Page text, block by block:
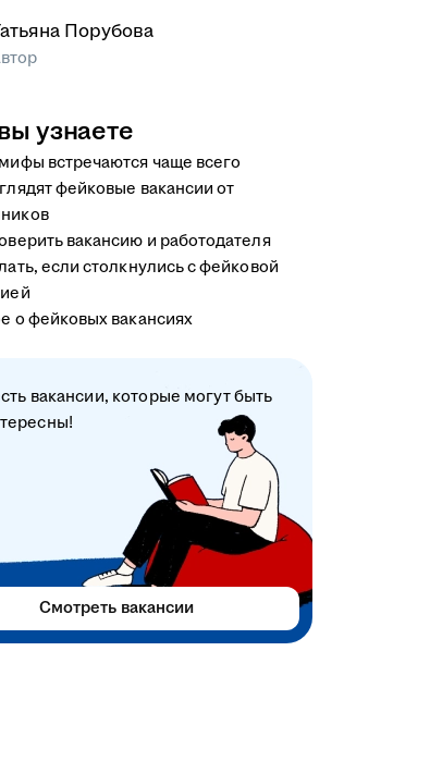
Порубова
узнаете
встречаются чаще всего
фейковые вакансии от
вакансию и работодателя
если столкнулись с фейковой
о фейковых вакансиях
вакансии, которые могут быть
Смотреть вакансии